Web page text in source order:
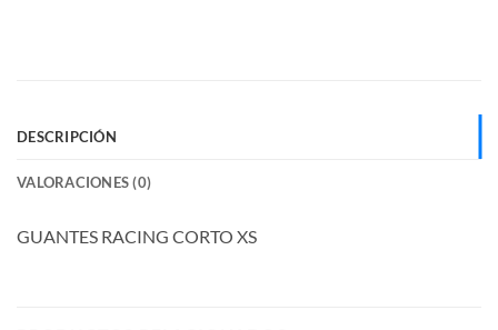
DESCRIPCIÓN
VALORACIONES (0)
GUANTES RACING CORTO XS